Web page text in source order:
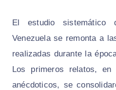
El estudio sistemático
Venezuela se remonta a
realizadas durante la
Los primeros relatos, en
anécdoticos, se